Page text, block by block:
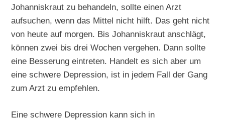
Johanniskraut zu behandeln, sollte einen Arzt
aufsuchen, wenn das Mittel nicht hilft. Das geht nicht
von heute auf morgen. Bis Johanniskraut anschlägt,
können zwei bis drei Wochen vergehen. Dann sollte
eine Besserung eintreten. Handelt es sich aber um
eine schwere Depression, ist in jedem Fall der Gang
zum Arzt zu empfehlen.
Eine schwere Depression kann sich in